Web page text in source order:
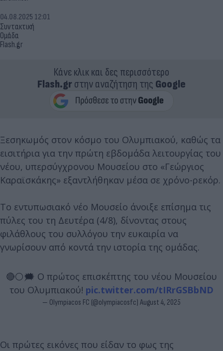
Συντακτική
Ομάδα
Flash.gr
04.08.2025 12:01
Κάνε κλικ και δες περισσότερο
Flash.grστην αναζήτηση της Google
Ξεσηκωμός στον κόσμο του Ολυμπιακού, καθώς τα
εισιτήρια για την πρώτη εβδομάδα λειτουργίας του
νέου, υπερσύγχρονου Μουσείου στο «Γεώργιος
Καραϊσκάκης» εξαντλήθηκαν μέσα σε χρόνο-ρεκόρ.
Το εντυπωσιακό νέο Mουσείο άνοιξε επίσημα τις
πύλες του τη Δευτέρα (4/8), δίνοντας στους
φιλάθλους του συλλόγου την ευκαιρία να
γνωρίσουν από κοντά την ιστορία της ομάδας.
🔴⚪️🗯 Ο πρώτος επισκέπτης του νέου Μουσείου
του Ολυμπιακού! pic.twitter.com/tIRrGSBbND
— Olympiacos FC (@olympiacosfc) August 4, 2025
Οι πρώτες εικόνες που είδαν το φως της